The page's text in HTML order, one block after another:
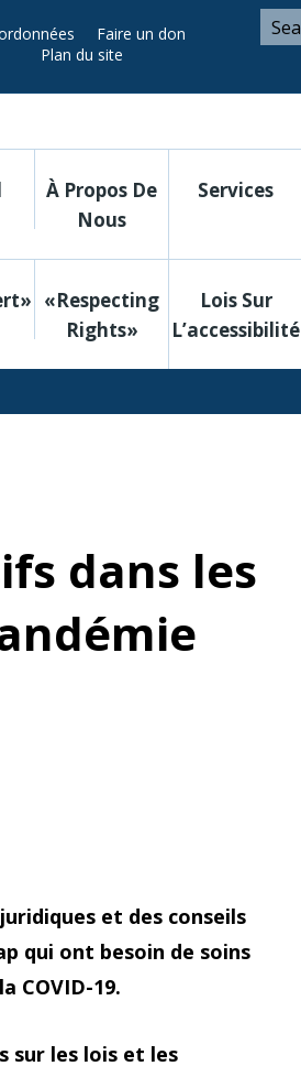
Faire un don
Plan du site
ARCH
Search
Search
for
À Propos De
Nous
Services
«Respecting
Rights»
Lois Sur
L’accessibilité
dans les
et des conseils
qui ont besoin de soins
COVID-19.
sur les lois et les